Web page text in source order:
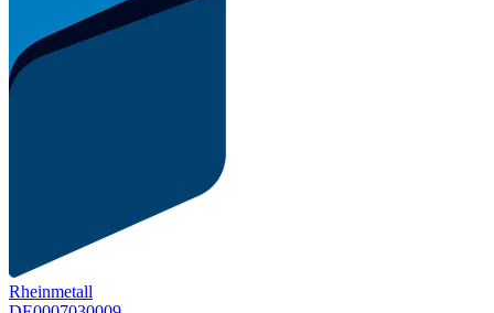
Rheinmetall